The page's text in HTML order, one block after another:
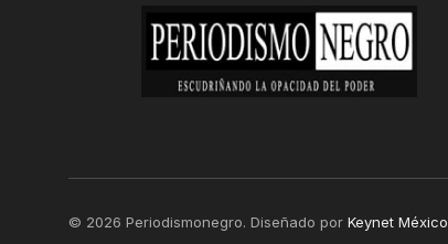
© 2026 Periodismonegro. Diseñado por Keynet México